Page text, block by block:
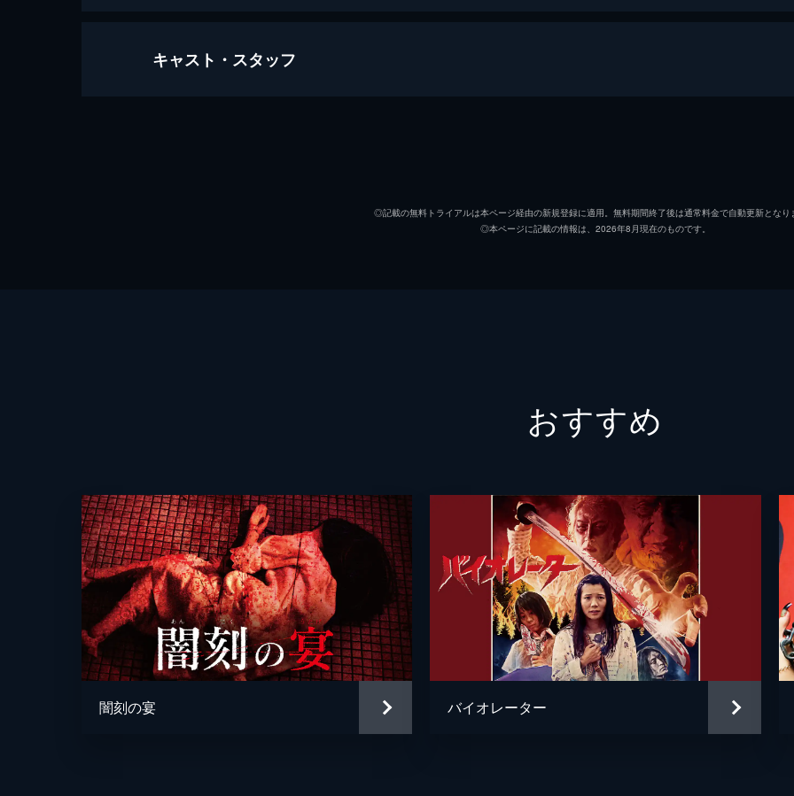
ハンガー・ゼット
キャスト・スタッフ
新納慎也
森角威之
梅村昭夫
衣川仲人
◎記載の無料トライアルは本ページ経由の新規登録に適用。無料期間終了後は通常料金で自動更新となり
◎本ページに記載の情報は、2026年8月現在のものです。
おすすめ
闇刻の宴 バイオレーター